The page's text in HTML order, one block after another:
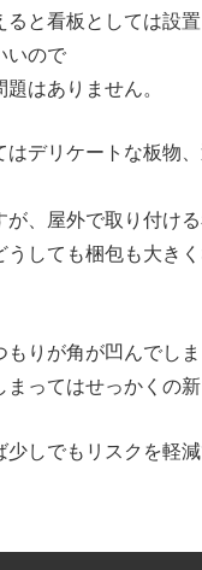
ると看板としては設
いので
はありません。
デリケートな板物
が、屋外で取り付け
うしても梱包も大き
もりが角が凹んでし
ってはせっかくの
しでもリスクを軽